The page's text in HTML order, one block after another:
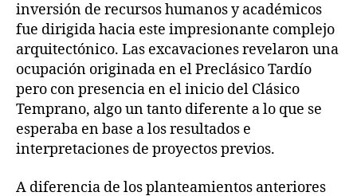
inversión de recursos humanos y académicos
fue dirigida hacia este impresionante complejo
arquitectónico. Las excavaciones revelaron una
ocupación originada en el Preclásico Tardío
pero con presencia en el inicio del Clásico
Temprano, algo un tanto diferente a lo que se
esperaba en base a los resultados e
interpretaciones de proyectos previos.
A diferencia de los planteamientos anteriores